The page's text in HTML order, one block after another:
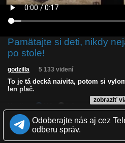
Pamätajte si deti, nikdy
po stole!
zobraziť
godzilla 5 133 videní
To je tá decká naivita, potom si
len plač.
Zverejnené: 15.6.2026 18:00
Páči sa: 94% (18 hlasov)
Obľúbené: 0
Komentárov: 9
Odoberajte nás aj cez
odberu správ.